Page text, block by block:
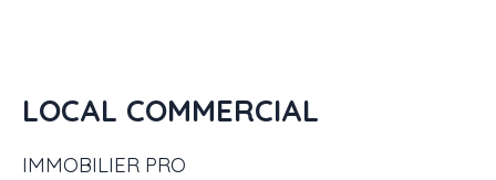
LOCAL COMMERCIAL
IMMOBILIER PRO